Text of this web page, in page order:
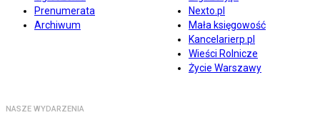
Prenumerata
Archiwum
Nexto.pl
Mała księgowość
Kancelarierp.pl
Wieści Rolnicze
Życie Warszawy
NASZE WYDARZENIA